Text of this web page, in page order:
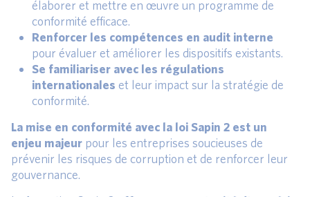
élaborer et mettre en œuvre un programme de
conformité efficace.
Renforcer les compétences en audit interne
pour évaluer et améliorer les dispositifs existants.
Se familiariser avec les régulations
internationales et leur impact sur la stratégie de
conformité.
La mise en conformité avec la loi Sapin 2 est un
enjeu majeur pour les entreprises soucieuses de
prévenir les risques de corruption et de renforcer leur
gouvernance.